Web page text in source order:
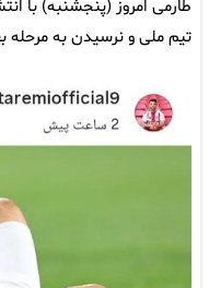
طارمی امروز (پنجشنبه)
تیم ملی و نرسیدن به